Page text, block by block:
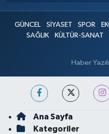
GÜNCEL SİYASET SPOR
SAĞLIK
KÜLTÜR-SANAT
Haber
Ana Sayfa
Kategoriler